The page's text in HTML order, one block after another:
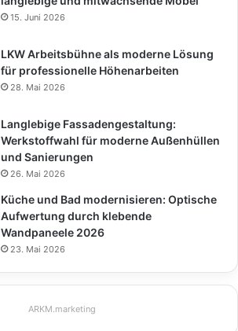
15. Juni 2026
LKW Arbeitsbühne als moderne Lösung
für professionelle Höhenarbeiten
28. Mai 2026
Langlebige Fassadengestaltung:
Werkstoffwahl für moderne Außenhüllen
und Sanierungen
26. Mai 2026
Küche und Bad modernisieren: Optische
Aufwertung durch klebende
Wandpaneele 2026
23. Mai 2026
ARKM.marketing